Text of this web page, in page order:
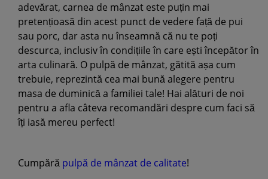
adevărat, carnea de mânzat este puțin mai
pretențioasă din acest punct de vedere față de pui
sau porc, dar asta nu înseamnă că nu te poți
descurca, inclusiv în condițiile în care ești începător în
arta culinară. O pulpă de mânzat, gătită așa cum
trebuie, reprezintă cea mai bună alegere pentru
masa de duminică a familiei tale! Hai alături de noi
pentru a afla câteva recomandări despre cum faci să
îți iasă mereu perfect!
Cumpără pulpă de mânzat de calitate!